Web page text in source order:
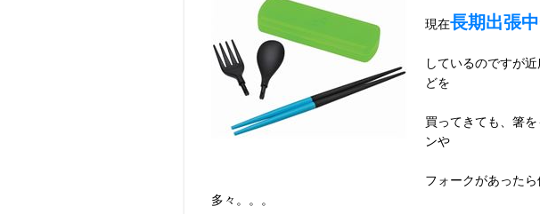
現在長期出張中
しているのですが
どを
買ってきても、箸
ンや
フォークがあった
多々。。。